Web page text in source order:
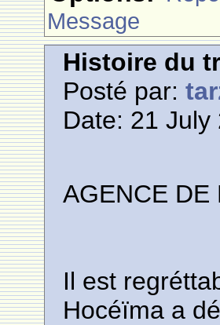
Message
Histoire du
Posté par:
Date: 21
AGENCE DE
Il est
Hocéïma a